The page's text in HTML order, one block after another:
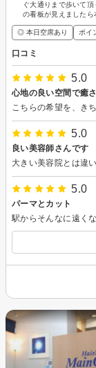
ぐ大通りまで歩いて
の看板が見えましたら
◎ 本日空席あり ポイ
口コミ
5.0
心地の良い空間で癒
5.0
良い美容師さんです
5.0
パーマとカット